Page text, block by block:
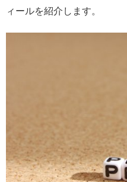
ィールを紹介します。